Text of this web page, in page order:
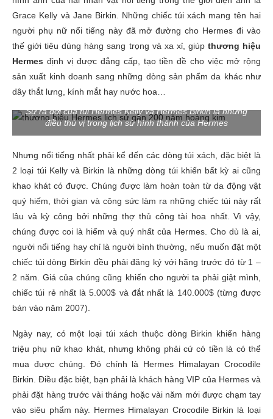
Grace Kelly và Jane Birkin. Những chiếc túi xách mang tên hai
người phụ nữ nổi tiếng này đã mở đường cho Hermes đi vào
thế giới tiêu dùng hàng sang trọng và xa xỉ, giúp thương hiệu
Hermes định vị được đẳng cấp, tạo tiền đề cho việc mở rộng
sản xuất kinh doanh sang những dòng sản phẩm da khác như
dây thắt lưng, kính mắt hay nước hoa…
Sự ra đời của túi Hermes Kelly và Hermes Birkin là những
điều thú vị trong lịch sử hình thành của Hermes
Nhưng nổi tiếng nhất phải kể đến các dòng túi xách, đặc biệt là
2 loại túi Kelly và Birkin là những dòng túi khiến bất kỳ ai cũng
khao khát có được. Chúng được làm hoàn toàn từ da động vật
quý hiếm, thời gian và công sức làm ra những chiếc túi này rất
lâu và kỳ công bởi những thợ thủ công tài hoa nhất. Vì vậy,
chúng được coi là hiếm và quý nhất của Hermes. Cho dù là ai,
người nổi tiếng hay chỉ là người bình thường, nếu muốn đặt một
chiếc túi dòng Birkin đều phải đăng ký với hãng trước đó từ 1 –
2 năm. Giá của chúng cũng khiến cho người ta phải giật mình,
chiếc túi rẻ nhất là 5.000$ và đắt nhất là 140.000$ (từng được
bán vào năm 2007).
Ngày nay, có một loại túi xách thuộc dòng Birkin khiến hàng
triệu phụ nữ khao khát, nhưng không phải cứ có tiền là có thể
mua được chúng. Đó chính là Hermes Himalayan Crocodile
Birkin. Điều đặc biệt, bạn phải là khách hàng VIP của Hermes và
phải đặt hàng trước vài tháng hoặc vài năm mới được chạm tay
vào siêu phẩm này. Hermes Himalayan Crocodile Birkin là loại